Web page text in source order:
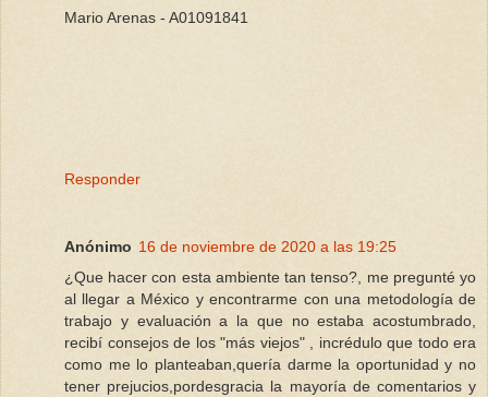
Mario Arenas - A01091841
Responder
Anónimo 16 de noviembre de 2020 a las 19:25
¿Que hacer con esta ambiente tan tenso?, me pregunté yo
al llegar a México y encontrarme con una metodología de
trabajo y evaluación a la que no estaba acostumbrado,
recibí consejos de los "más viejos" , incrédulo que todo era
como me lo planteaban,quería darme la oportunidad y no
tener prejucios,pordesgracia la mayoría de comentarios y